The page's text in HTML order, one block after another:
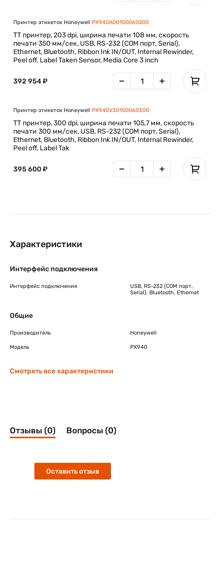
Принтер этикеток Honeywell PX940A00100060200
TT принтер, 203 dpi, ширина печати 108 мм, скорость
печати 350 мм/сек, USB, RS-232 (COM порт, Serial),
Ethernet, Bluetooth, Ribbon Ink IN/OUT, Internal Rewinder,
Peel off, Label Taken Sensor, Media Core 3 inch
392 954 ₽
Принтер этикеток Honeywell PX940V30100060300
TT принтер, 300 dpi, ширина печати 105,7 мм, скорость
печати 300 мм/сек, USB, RS-232 (COM порт, Serial),
Ethernet, Bluetooth, Ribbon Ink IN/OUT, Internal Rewinder,
Peel off, Label Tak
395 600 ₽
Характеристики
Интерфейс подключения
Интерфейс подключения
USB, RS-232 (COM порт,
Serial), Bluetooth, Ethernet
Общие
Производитель Honeywell
Модель PX940
Смотреть все характеристики
Отзывы (0) Вопросы (0)
Оставить отзыв